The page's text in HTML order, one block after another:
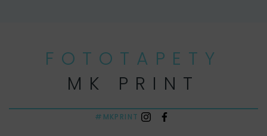
FOTOTAPETY
MK PRINT
#MKPRINT